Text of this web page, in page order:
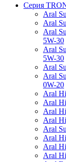
Серия
Aral
Aral
Aral
5W-30
Aral
5W-30
Aral
Aral
0W-20
Aral
Aral
Aral
Aral
Aral
Aral
Aral
Aral